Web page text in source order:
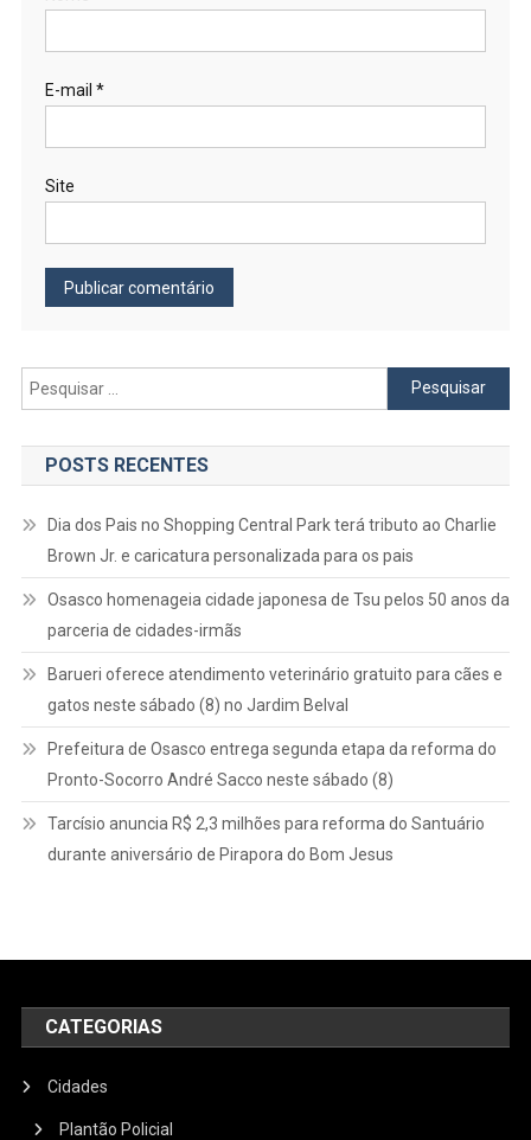
E-mail *
Site
Pesquisar
por:
POSTS RECENTES
Dia dos Pais no Shopping Central Park terá tributo ao Charlie
Brown Jr. e caricatura personalizada para os pais
Osasco homenageia cidade japonesa de Tsu pelos 50 anos da
parceria de cidades-irmãs
Barueri oferece atendimento veterinário gratuito para cães e
gatos neste sábado (8) no Jardim Belval
Prefeitura de Osasco entrega segunda etapa da reforma do
Pronto-Socorro André Sacco neste sábado (8)
Tarcísio anuncia R$ 2,3 milhões para reforma do Santuário
durante aniversário de Pirapora do Bom Jesus
CATEGORIAS
Cidades
Plantão Policial